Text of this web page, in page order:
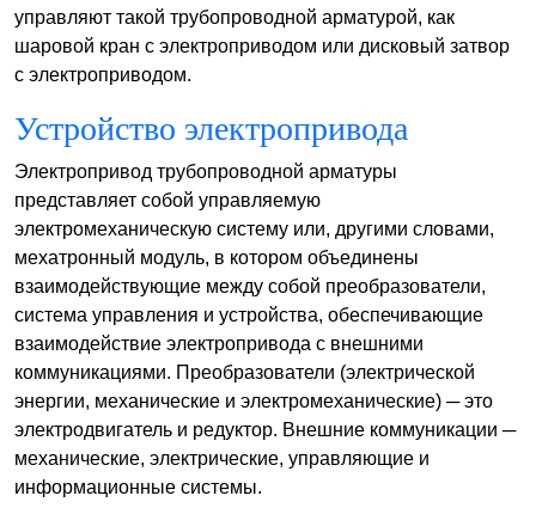
управляют такой трубопроводной арматурой, как
шаровой кран с электроприводом или дисковый затвор
с электроприводом.
Устройство электропривода
Электропривод трубопроводной арматуры
представляет собой управляемую
электромеханическую систему или, другими словами,
мехатронный модуль, в котором объединены
взаимодействующие между собой преобразователи,
система управления и устройства, обеспечивающие
взаимодействие электропривода с внешними
коммуникациями. Преобразователи (электрической
энергии, механические и электромеханические) ─ это
электродвигатель и редуктор. Внешние коммуникации ─
механические, электрические, управляющие и
информационные системы.